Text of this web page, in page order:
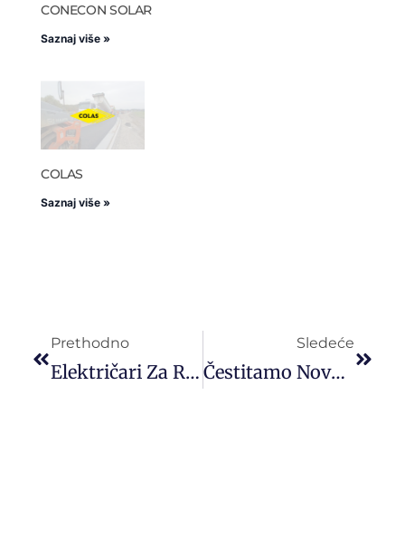
CONECON SOLAR
Saznaj više »
COLAS
Saznaj više »
Prethodno
Električari Za Rad U Beogradu
Sledeće
Čestitamo Novogodišnje I Božićne Praznike!